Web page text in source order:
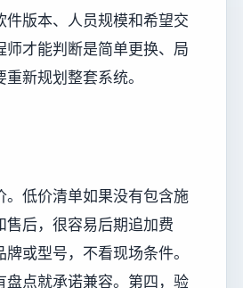
件版本、人员规模和希望交
师才能判断是简单更换、局
新规划整套系统。
。低价清单如果没有包含施
售后，很容易后期追加费
或型号，不看现场条件。
盘点就承诺兼容。第四，验